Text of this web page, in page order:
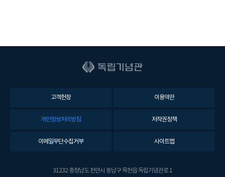
고객헌장 이용약관
개인정보처리방침 저작권정책
이메일무단수집거부 사이트맵
31232 충청남도 천안시 동남구 목천읍 독립기념관로 1